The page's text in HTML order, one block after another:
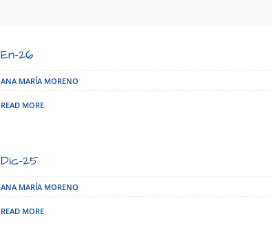
En-26
ANA MARÍA MORENO
READ MORE
Dic-25
ANA MARÍA MORENO
READ MORE